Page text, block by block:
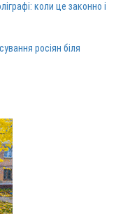
коли це законно і
росіян біля